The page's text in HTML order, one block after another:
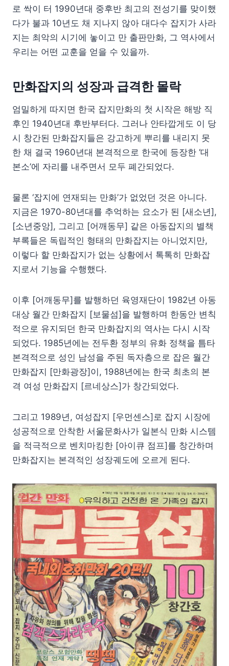
로 싹이 터 1990년대 중후반 최고의 전성기를 맞이했
다가 불과 10년도 채 지나지 않아 대다수 잡지가 사라
지는 최악의 시기에 놓이고 만 출판만화, 그 역사에서
우리는 어떤 교훈을 얻을 수 있을까.
만화잡지의 성장과 급격한 몰락
엄밀하게 따지면 한국 잡지만화의 첫 시작은 해방 직
후인 1940년대 후반부터다. 그러나 안타깝게도 이 당
시 창간된 만화잡지들은 강고하게 뿌리를 내리지 못
한 채 결국 1960년대 본격적으로 한국에 등장한 ‘대
본소’에 자리를 내주면서 모두 폐간되었다.
물론 ‘잡지에 연재되는 만화’가 없었던 것은 아니다.
지금은 1970-80년대를 추억하는 요소가 된 [새소년],
[소년중앙], 그리고 [어깨동무] 같은 아동잡지의 별책
부록들은 독립적인 형태의 만화잡지는 아니었지만,
이렇다 할 만화잡지가 없는 상황에서 톡톡히 만화잡
지로서 기능을 수행했다.
이후 [어깨동무]를 발행하던 육영재단이 1982년 아동
대상 월간 만화잡지 [보물섬]을 발행하며 한동안 변칙
적으로 유지되던 한국 만화잡지의 역사는 다시 시작
되었다. 1985년에는 전두환 정부의 유화 정책을 틈타
본격적으로 성인 남성을 주된 독자층으로 잡은 월간
만화잡지 [만화광장]이, 1988년에는 한국 최초의 본
격 여성 만화잡지 [르네상스]가 창간되었다.
그리고 1989년, 여성잡지 [우먼센스]로 잡지 시장에
성공적으로 안착한 서울문화사가 일본식 만화 시스템
을 적극적으로 벤치마킹한 [아이큐 점프]를 창간하며
만화잡지는 본격적인 성장궤도에 오르게 된다.